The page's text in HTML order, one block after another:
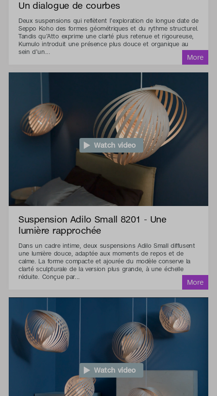
Un dialogue de courbes
Deux suspensions qui reflètent l’exploration de longue date de
Seppo Koho des formes géométriques et du rythme structurel.
Tandis qu’Atto exprime une clarté plus retenue et rigoureuse,
Kumulo introduit une présence plus douce et organique au
sein d’un...
Watch video
Suspension Adilo Small 8201 - Une
lumière rapprochée
Dans un cadre intime, deux suspensions Adilo Small diffusent
une lumière douce, adaptée aux moments de repos et de
calme. La forme compacte et ajourée du modèle conserve la
clarté sculpturale de la version plus grande, à une échelle
réduite. Conçue par...
Watch video